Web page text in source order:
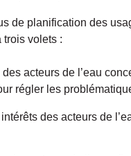
de planification des
trois volets :
des acteurs de l’eau
régler les
des acteurs de